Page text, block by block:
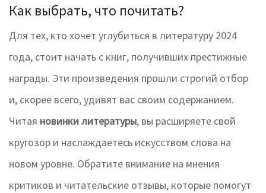
Как выбрать, что почитать?
Для тех, кто хочет углубиться в литературу 2024
года, стоит начать с книг, получивших престижные
награды. Эти произведения прошли строгий отбор
и, скорее всего, удивят вас своим содержанием.
Читая новинки литературы, вы расширяете свой
кругозор и наслаждаетесь искусством слова на
новом уровне. Обратите внимание на мнения
критиков и читательские отзывы, которые помогут